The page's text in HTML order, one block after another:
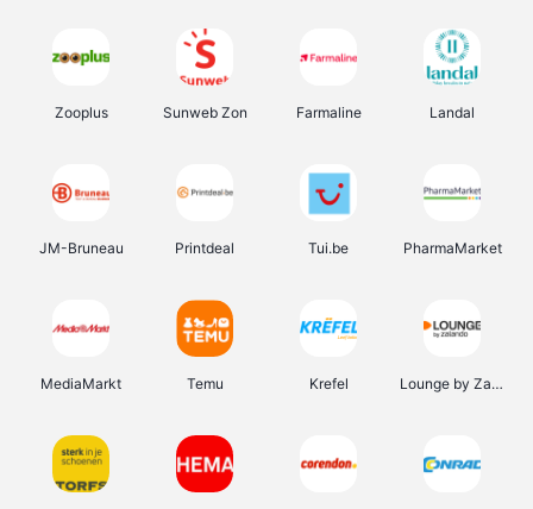
Zooplus Sunweb Zon Farmaline Landal
JM-Bruneau Printdeal Tui.be PharmaMarket
MediaMarkt Temu Krefel Lounge by Zalando